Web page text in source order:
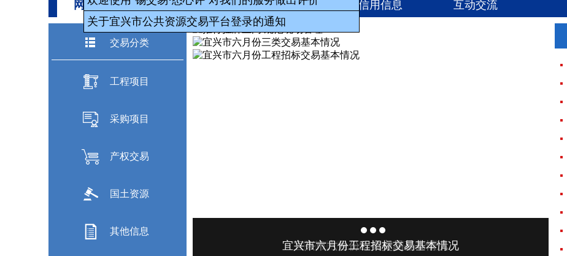
网站首页 中心简介 政策法规 信用信息 互动交流
交易分类
工程项目
采购项目
产权交易
国土资源
其他信息
推行挂牌上岗 规范现场管理
宜兴市六月份三类交易基本情况
宜兴市六月份工程招标交易基本情况
欢迎使用“锡交易·悉心评”对我们的服务做出评价
关于宜兴市公共资源交易平台登录的通知